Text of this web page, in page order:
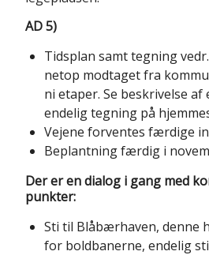
AD 5)
Tidsplan samt tegning
netop modtaget fra
ni etaper. Se beskrivelse
endelig tegning på
Vejene forventes færdige
Beplantning færdig i
Der er en dialog i gang med
punkter:
Sti til Blåbærhaven, denne
for boldbanerne, endelig